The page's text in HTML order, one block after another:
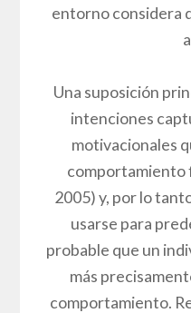
entorno considera
Una suposición
intenciones
motivacionales
comportamiento
2005) y, por lo
usarse para
probable que un
más
comportamiento.